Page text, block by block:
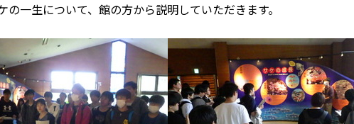
の一生について、館の方から説明していただきます。